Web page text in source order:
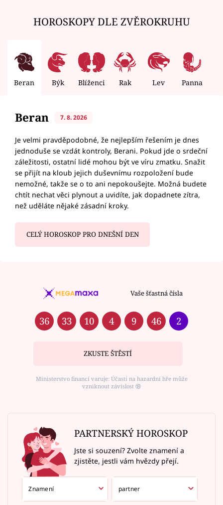
HOROSKOPY DLE ZVĚROKRUHU
Beran Býk Blíženci Rak Lev Panna
Beran 7. 8. 2026
Je velmi pravděpodobné, že nejlepším řešením je dnes
jednoduše se vzdát kontroly, Berani. Pokud jde o srdeční
záležitosti, ostatní lidé mohou být ve víru zmatku. Snažit
se přijít na kloub jejich duševnímu rozpoložení bude
nemožné, takže se o to ani nepokoušejte. Možná budete
chtít nechat věci plynout a uvidíte, jak dopadnete zítra,
než uděláte nějaké zásadní kroky.
CELÝ HOROSKOP PRO DNEŠNÍ DEN
Vaše šťastná čísla
36 33 10 4 9 46 2
ZKUSTE ŠTĚSTÍ
Ministerstvo financí varuje: Účastí na hazardní hře může
vzniknout závislost ⑱
PARTNERSKÝ HOROSKOP
Jste si souzení? Zvolte znamení a
zjistěte, jestli vám hvězdy přejí.